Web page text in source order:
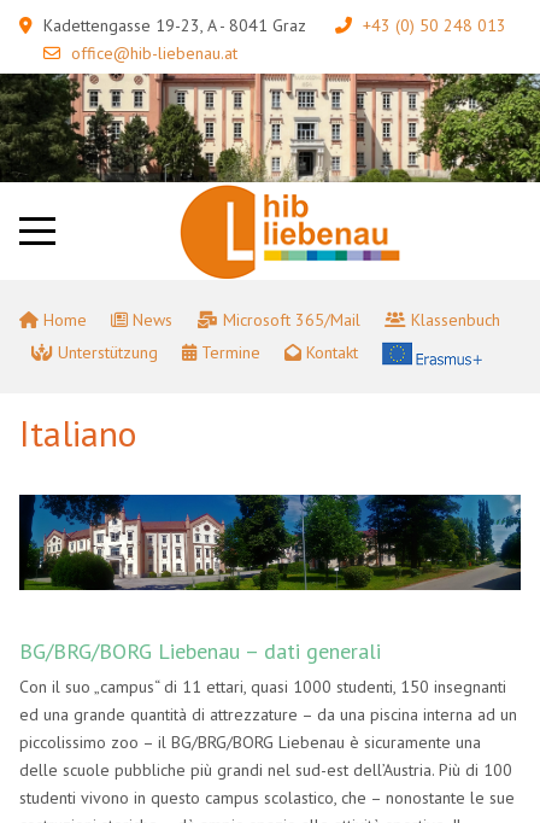
Kadettengasse 19-23, A - 8041 Graz
+43 (0) 50 248 013
office@hib-liebenau.at
Home News Microsoft 365/Mail
Klassenbuch
Unterstützung
Termine Kontakt
Italiano
BG/BRG/BORG Liebenau – dati generali
Con il suo „campus“ di 11 ettari, quasi 1000 studenti, 150 insegnanti
ed una grande quantità di attrezzature – da una piscina interna ad un
piccolissimo zoo – il BG/BRG/BORG Liebenau è sicuramente una
delle scuole pubbliche più grandi nel sud-est dell’Austria. Più di 100
studenti vivono in questo campus scolastico, che – nonostante le sue